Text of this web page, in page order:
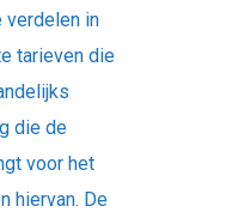
verdelen in
tarieven die
die de
voor het
hiervan. De